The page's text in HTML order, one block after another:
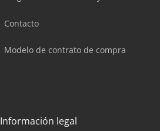
Contacto
Modelo de contrato de compra
Información legal